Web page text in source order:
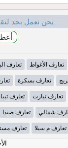
نحن نعمل بجد
تعارف الأغواط تعارف
تعارف بسكرة
تعارف تيارت تعارف
شمالي تعارف صيدا
تعارف م سيلا تعارف